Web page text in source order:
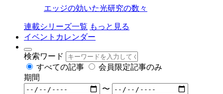
エッジの効いた光研究の数々
連載シリーズ一覧 もっと見る
イベントカレンダー
検索ワード
すべての記事
会員限定記事のみ
期間
〜